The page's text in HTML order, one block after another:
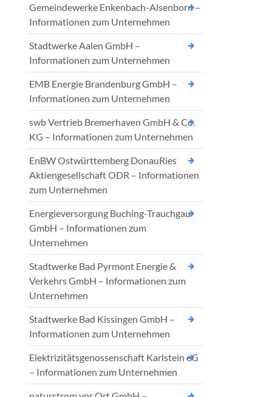
Gemeindewerke Enkenbach-Alsenborn –
Informationen zum Unternehmen
Stadtwerke Aalen GmbH –
Informationen zum Unternehmen
EMB Energie Brandenburg GmbH –
Informationen zum Unternehmen
swb Vertrieb Bremerhaven GmbH & Co.
KG – Informationen zum Unternehmen
EnBW Ostwürttemberg DonauRies
Aktiengesellschaft ODR – Informationen
zum Unternehmen
Energieversorgung Buching-Trauchgau
GmbH – Informationen zum
Unternehmen
Stadtwerke Bad Pyrmont Energie &
Verkehrs GmbH – Informationen zum
Unternehmen
Stadtwerke Bad Kissingen GmbH –
Informationen zum Unternehmen
Elektrizitätsgenossenschaft Karlstein eG
– Informationen zum Unternehmen